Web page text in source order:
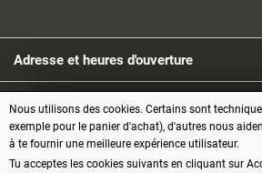
Gamepad y compris module
Adresse et heures d'ouverture
Service
Informations
Nous utilisons des cookies. Certains sont
exemple pour le panier d'achat), d'autres nous
à te fournir une meilleure expérience utilisateur.
Tu acceptes les cookies suivants en cliquant sur